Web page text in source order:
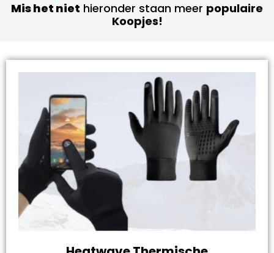
Mis het niet hieronder staan meer populaire
Koopjes!